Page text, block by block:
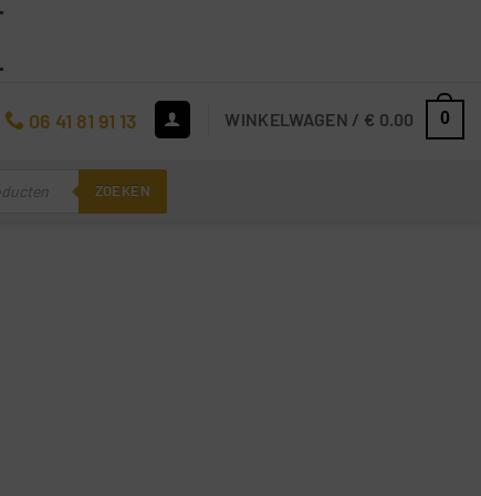
06 41 81 91 13 WINKELWAGEN / € 0.00 0
ZOEKEN